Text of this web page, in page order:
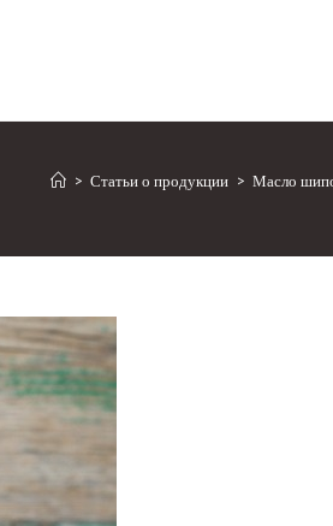
> Статьи о продукции > Масло